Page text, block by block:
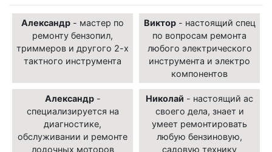
Александр - мастер по
ремонту бензопил,
триммеров и другого 2-х
тактного инструмента
Виктор- настоящий спец
по вопросам ремонта
любого электрического
инструмента и электро
компонентов
Александр-
специализируется на
диагностике,
обслуживании и ремонте
лодочных моторов
Николай - настоящий ас
своего дела, знает и
умеет ремонтировать
любую бензиновую,
садовую технику